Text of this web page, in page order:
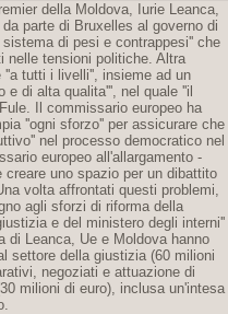
della Moldova, Iurie Leanca,
parte di Bruxelles al governo di
di pesi e contrappesi'' che
nelle tensioni politiche. Altra
''a tutti i livelli'', insieme ad un
di alta qualita''', nel quale ''il
Il commissario europeo ha
''ogni sforzo'' per assicurare che
nel processo democratico nel
europeo all'allargamento -
uno spazio per un dibattito
volta affrontati questi problemi,
agli sforzi di riforma della
e del ministero degli interni''
di Leanca, Ue e Moldova hanno
settore della giustizia (60 milioni
negoziati e attuazione di
milioni di euro), inclusa un'intesa